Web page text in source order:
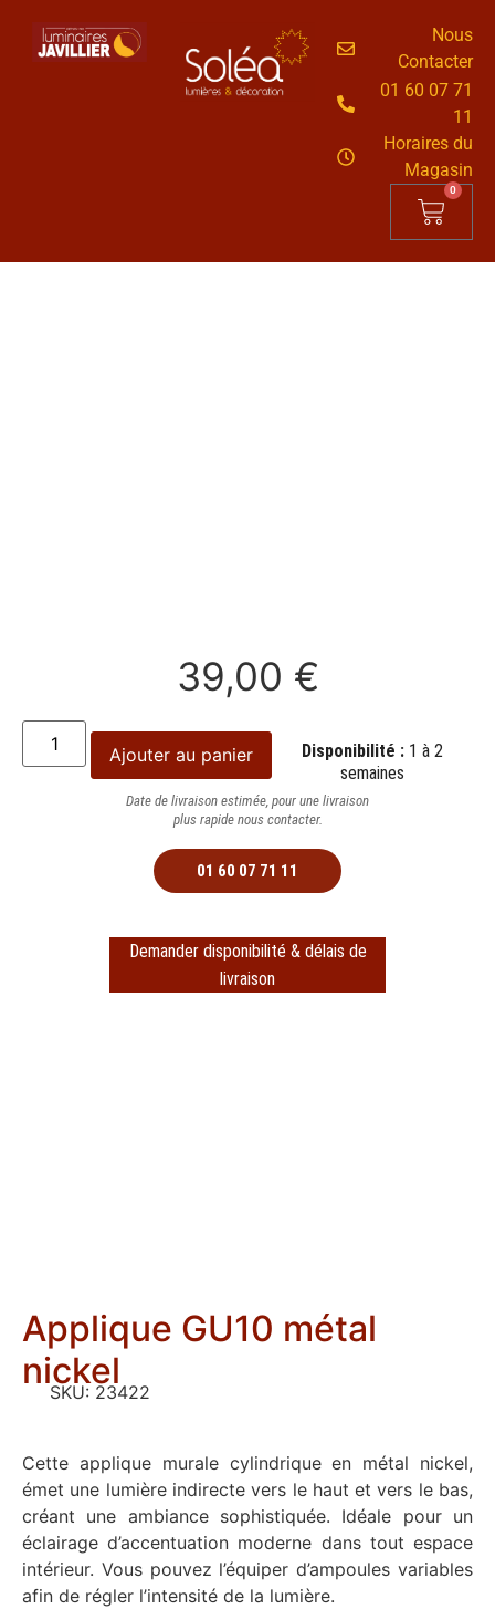
Nous
Contacter
01 60 07 71
11
Horaires du
Magasin
0
39,00 €
Ajouter au panier Disponibilité : 1 à 2
semaines
Date de livraison estimée, pour une livraison
plus rapide nous contacter.
01 60 07 71 11
Demander disponibilité & délais de
livraison
Applique GU10 métal
nickel
SKU: 23422
Cette applique murale cylindrique en métal nickel,
émet une lumière indirecte vers le haut et vers le bas,
créant une ambiance sophistiquée. Idéale pour un
éclairage d’accentuation moderne dans tout espace
intérieur. Vous pouvez l’équiper d’ampoules variables
afin de régler l’intensité de la lumière.